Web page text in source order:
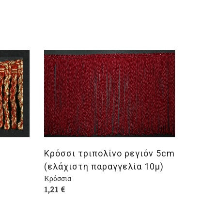
Επιλογή
Κρόσσι τριπολίνο ρεγιόν 5cm
(ελάχιστη παραγγελία 10μ)
Κρόσσια
1,21 €